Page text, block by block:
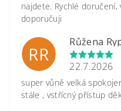
najdete. Rychlé
doporučuji
RR
Růžena
22.7.2026
super vůně velká
stále , vstřícný přístup